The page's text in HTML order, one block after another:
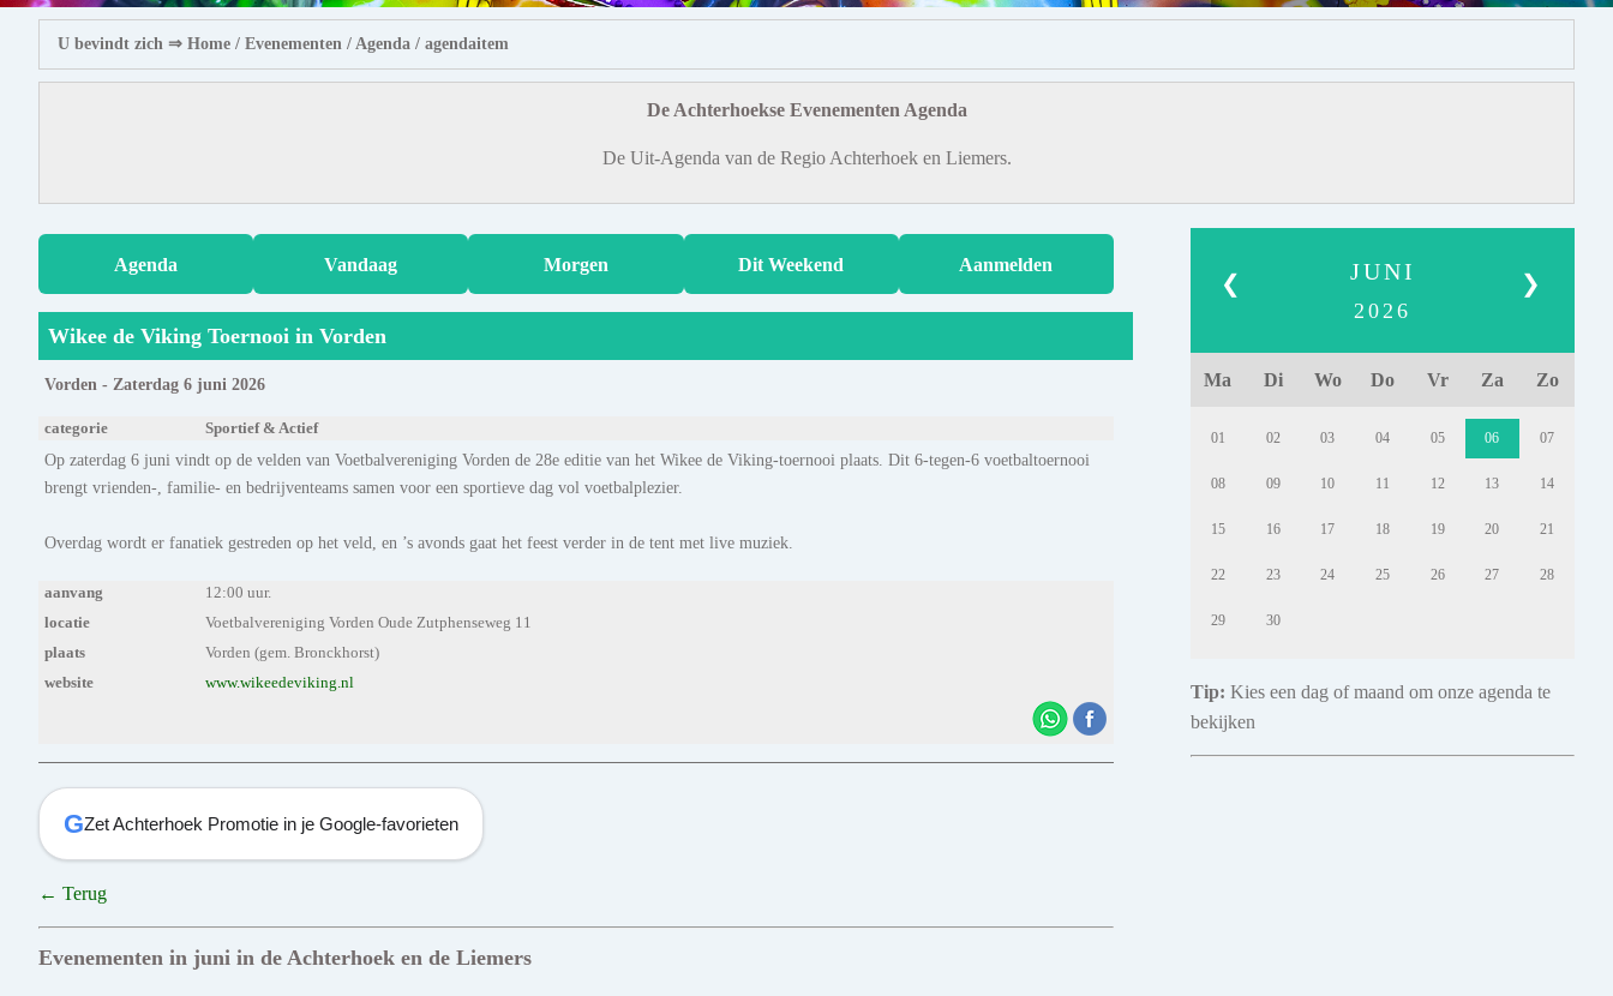
U bevindt zich ⇒ Home / Evenementen / Agenda / agendaitem
De Achterhoekse Evenementen Agenda
De Uit-Agenda van de Regio Achterhoek en Liemers.
Agenda Vandaag Morgen Dit Weekend Aanmelden
Wikee de Viking Toernooi in Vorden
Vorden - Zaterdag 6 juni 2026
categorie Sportief & Actief
Op zaterdag 6 juni vindt op de velden van Voetbalvereniging Vorden de 28e editie van het Wikee de Viking-toernooi plaats. Dit 6-tegen-6 voetbaltoernooi
brengt vrienden-, familie- en bedrijventeams samen voor een sportieve dag vol voetbalplezier.
Overdag wordt er fanatiek gestreden op het veld, en ’s avonds gaat het feest verder in de tent met live muziek.
aanvang
12:00 uur.
locatie
Voetbalvereniging Vorden Oude Zutphenseweg 11
plaats
Vorden (gem. Bronckhorst)
website
www.wikeedeviking.nl
GZet Achterhoek Promotie in je Google-favorieten
← Terug
❮ ❯
JUNI
2026
Ma Di Wo Do Vr Za Zo
01 02 03 04 05 06 07
08 09 10 11 12 13 14
15 16 17 18 19 20 21
22 23 24 25 26 27 28
29 30
Tip: Kies een dag of maand om onze agenda te
bekijken
Evenementen in juni in de Achterhoek en de Liemers